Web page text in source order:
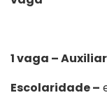
1 vaga –
Escolaridade –